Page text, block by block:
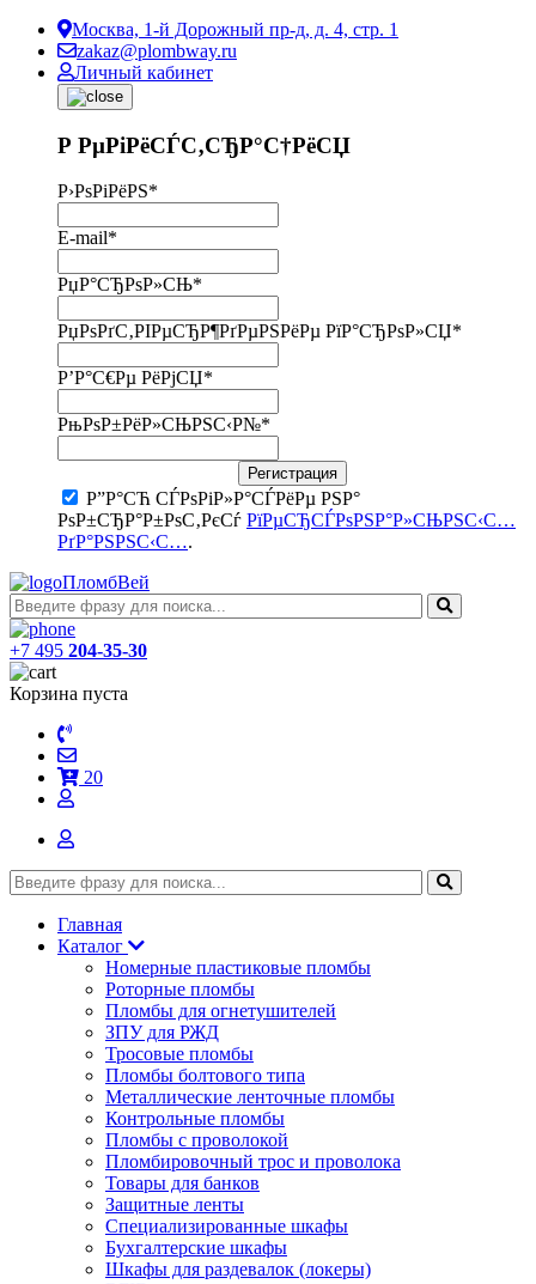
Москва, 1-й Дорожный пр-д, д. 4, стр. 1
zakaz@plombway.ru
Личный кабинет
Р РµРіРёСЃС‚СЂР°С†РёСЏ
Р›РѕРіРёРЅ*
E-mail*
РџР°СЂРѕР»СЊ*
РџРѕРґС‚РІРµСЂР¶РґРµРЅРёРµ РїР°СЂРѕР»СЏ*
Р’Р°С€Рµ РёРјСЏ*
РњРѕР±РёР»СЊРЅС‹Р№*
Регистрация
Р”Р°СЋ СЃРѕРіР»Р°СЃРёРµ РЅР°
РѕР±СЂР°Р±РѕС‚РєСѓ РїРµСЂСЃРѕРЅР°Р»СЊРЅС‹С…
РґР°РЅРЅС‹С….
ПломбВей
+7 495 204-35-30
Корзина пуста
20
Главная
Каталог
Номерные пластиковые пломбы
Роторные пломбы
Пломбы для огнетушителей
ЗПУ для РЖД
Тросовые пломбы
Пломбы болтового типа
Металлические ленточные пломбы
Контрольные пломбы
Пломбы с проволокой
Пломбировочный трос и проволока
Товары для банков
Защитные ленты
Cпециализированные шкафы
Бухгалтерские шкафы
Шкафы для раздевалок (локеры)